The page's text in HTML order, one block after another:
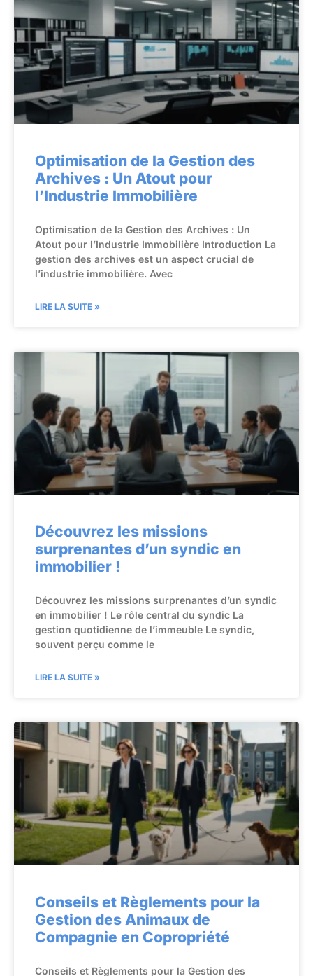
Optimisation de la Gestion des
Archives : Un Atout pour
l’Industrie Immobilière
Optimisation de la Gestion des Archives : Un
Atout pour l’Industrie Immobilière Introduction La
gestion des archives est un aspect crucial de
l’industrie immobilière. Avec
LIRE LA SUITE »
Découvrez les missions
surprenantes d’un syndic en
immobilier !
Découvrez les missions surprenantes d’un syndic
en immobilier ! Le rôle central du syndic La
gestion quotidienne de l’immeuble Le syndic,
souvent perçu comme le
LIRE LA SUITE »
Conseils et Règlements pour la
Gestion des Animaux de
Compagnie en Copropriété
Conseils et Règlements pour la Gestion des